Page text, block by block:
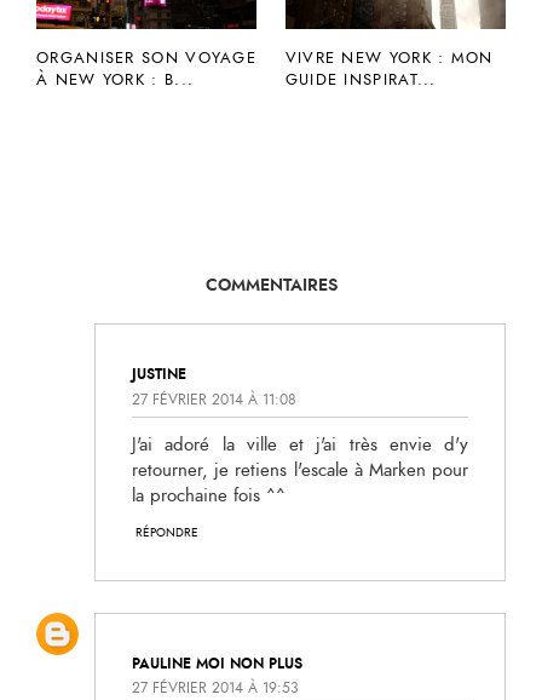
ORGANISER SON VOYAGE
À NEW YORK : B...
VIVRE NEW YORK : MON
GUIDE INSPIRAT...
COMMENTAIRES
JUSTINE
27 FÉVRIER 2014 À 11:08
J'ai adoré la ville et j'ai très envie d'y
retourner, je retiens l'escale à Marken pour
la prochaine fois ^^
RÉPONDRE
PAULINE MOI NON PLUS
27 FÉVRIER 2014 À 19:53